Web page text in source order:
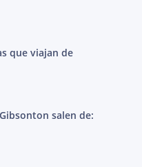
que viajan de
salen de: